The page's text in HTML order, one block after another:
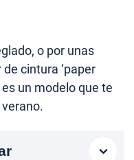
o por unas
cintura ‘paper
un modelo que te